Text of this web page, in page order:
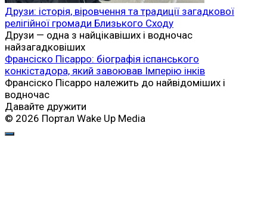
Друзи: історія, віровчення та традиції загадкової
релігійної громади Близького Сходу
Друзи — одна з найцікавіших і водночас
найзагадковіших
Франсіско Пісарро: біографія іспанського
конкістадора, який завоював Імперію інків
Франсіско Пісарро належить до найвідоміших і
водночас
Давайте дружити
© 2026 Портал Wake Up Media